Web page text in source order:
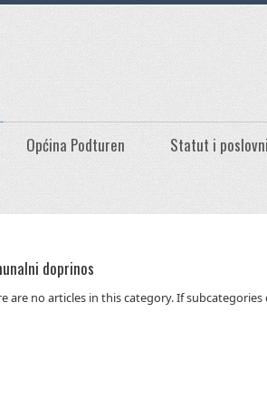
Općina Podturen Statut i
doprinos
are no articles in this category. If